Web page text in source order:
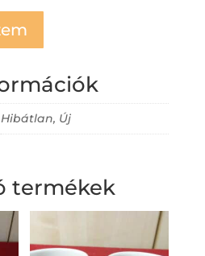
Hibátlan, Új
termékek